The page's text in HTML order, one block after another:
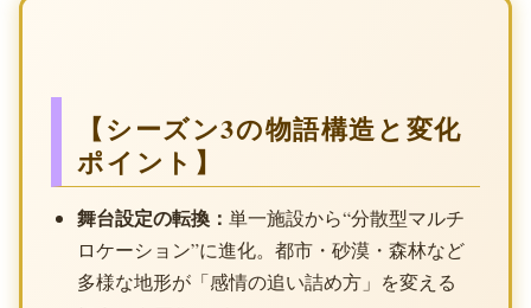
【シーズン3の物語構造と変化
ポイント】
舞台設定の転換：単一施設から“分散型マルチ
ロケーション”に進化。都市・砂漠・森林など
多様な地形が「感情の追い詰め方」を変える